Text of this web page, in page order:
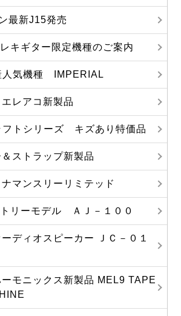
最新J15発売
キギター限定機種のご案内
気機種 IMPERIAL
エレアコ新製品
トシリーズ キズあり特価品
ストラップ新製品
マンスリーリミテッド
リーモデル ＡＪ－１００
ディオスピーカー ＪＣ－０１
モニックス新製品 MEL9 TAPE